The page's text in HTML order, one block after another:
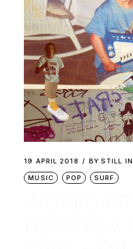
19 APRIL 2018 BY STILL IN
MUSIC
POP SURF